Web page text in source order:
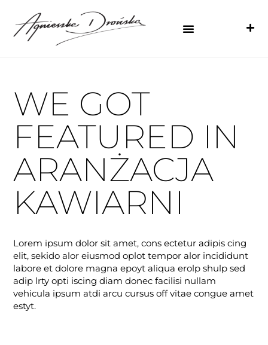
WE GOT
FEATURED IN
ARANŻACJA
KAWIARNI
Lorem ipsum dolor sit amet, cons ectetur adipis cing
elit, sekido alor eiusmod oplot tempor alor incididunt
labore et dolore magna epoyt aliqua erolp shulp sed
adip lrty opti iscing diam donec facilisi nullam
vehicula ipsum atdi arcu cursus off vitae congue amet
estyt.